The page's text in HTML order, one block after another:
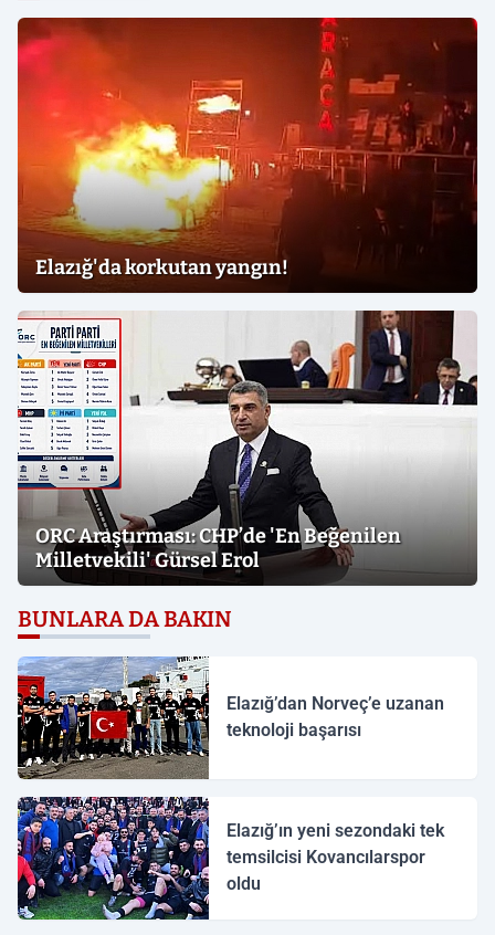
Elazığ'da korkutan yangın!
ORC Araştırması: CHP’de 'En Beğenilen
Milletvekili' Gürsel Erol
BUNLARA DA BAKIN
Elazığ’dan Norveç’e uzanan
teknoloji başarısı
Elazığ’ın yeni sezondaki tek
temsilcisi Kovancılarspor
oldu